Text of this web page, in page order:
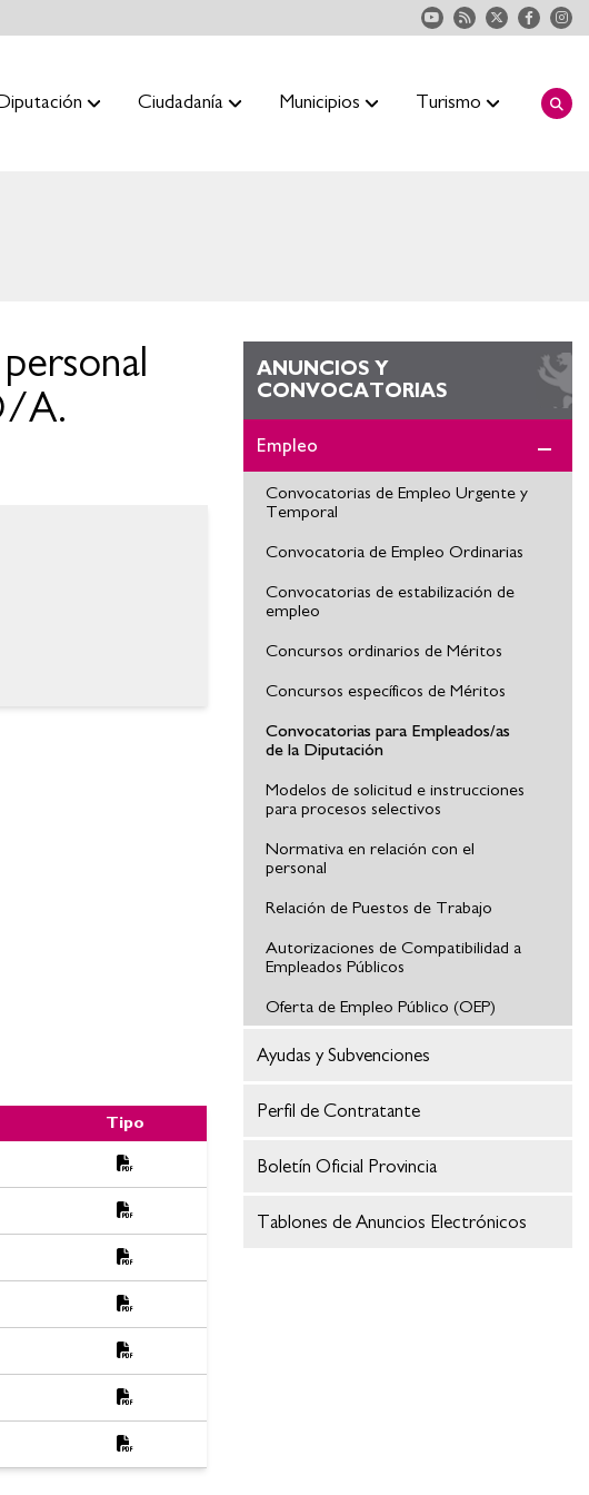
Diputación Ciudadanía Municipios Turismo
A.
de BOMBERO/A.
Tipo
ANUNCIOS Y
CONVOCATORIAS
Empleo
Convocatorias de Empleo Urgente y
Temporal
Convocatoria de Empleo Ordinarias
Convocatorias de estabilización de
empleo
Concursos ordinarios de Méritos
Concursos específicos de Méritos
Convocatorias para Empleados/as
de la Diputación
Modelos de solicitud e instrucciones
para procesos selectivos
Normativa en relación con el
personal
Relación de Puestos de Trabajo
Autorizaciones de Compatibilidad a
Empleados Públicos
Oferta de Empleo Público (OEP)
Ayudas y Subvenciones
Perfil de Contratante
Boletín Oficial Provincia
Tablones de Anuncios Electrónicos